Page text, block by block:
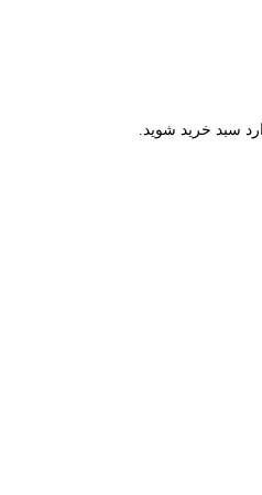
سبد خرید شوید.